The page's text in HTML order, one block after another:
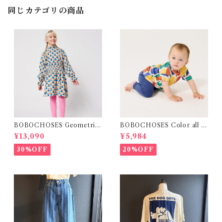
同じカテゴリの商品
BOBOCHOSES Geometric
Scacs all over dress / 4-8Y
¥13,090
30%OFF
BOBOCHOSES Color all o
ver T-shirt / 12・24m
¥5,984
20%OFF